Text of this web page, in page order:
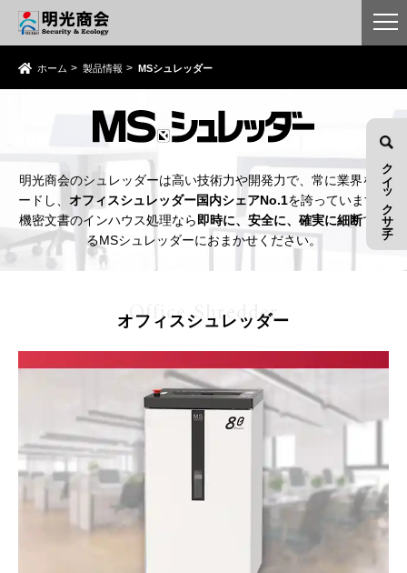
ホーム 製品情報 MSシュレッダー
クイックサーチ
明光商会のシュレッダーは高い技術力や開発力で、常に業界をリ
ードし、 オフィスシュレッダー国内シェアNo.1を誇っています。
機密文書のインハウス処理なら即時に、安全に、確実に細断でき
るMSシュレッダーにおまかせください。
オフィスシュレッダー
Office Shredder